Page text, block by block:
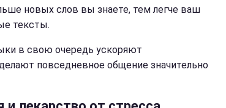
новых слов вы знаете, тем легче ваш
тексты.
в свою очередь ускоряют
повседневное общение значительно